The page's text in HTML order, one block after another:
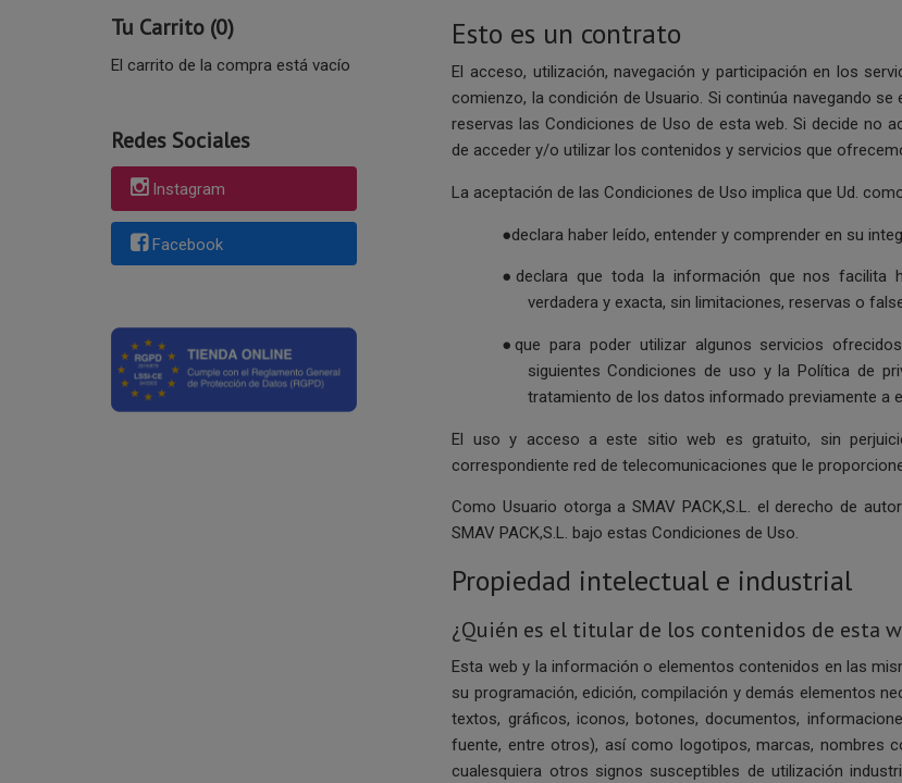
Tu Carrito (0)
El carrito de la compra está vacío
Redes Sociales
Instagram
Facebook
Esto es un contrato
El acceso, utilización, navegación y participación en los
comienzo, la condición de Usuario. Si continúa navegando
reservas las Condiciones de Uso de esta web. Si decide no
de acceder y/o utilizar los contenidos y servicios que
La aceptación de las Condiciones de Uso implica que Ud.
●declara haber leído, entender y comprender en su
●declara que toda la información que nos facilita
verdadera y exacta, sin limitaciones, reservas o
●que para poder utilizar algunos servicios
siguientes Condiciones de uso y la Política de
tratamiento de los datos informado previamente a
El uso y acceso a este sitio web es gratuito, sin
correspondiente red de telecomunicaciones que le
Como Usuario otorga a SMAV PACK,S.L. el derecho de
SMAV PACK,S.L. bajo estas Condiciones de Uso.
Propiedad intelectual e industrial
¿Quién es el titular de los contenidos de esta
Esta web y la información o elementos contenidos en las
su programación, edición, compilación y demás elementos
textos, gráficos, iconos, botones, documentos,
fuente, entre otros), así como logotipos, marcas, nombres
cualesquiera otros signos susceptibles de utilización